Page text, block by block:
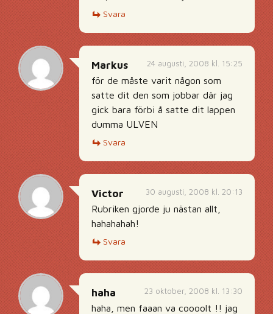
Svara
24 augusti, 2008 kl. 15:25
Markus
för de måste varit någon som
satte dit den som jobbar där jag
gick bara förbi å satte dit lappen
dumma ULVEN
Svara
30 augusti, 2008 kl. 20:13
Victor
Rubriken gjorde ju nästan allt,
hahahahah!
Svara
23 oktober, 2008 kl. 13:30
haha
haha, men faaan va coooolt !! jag